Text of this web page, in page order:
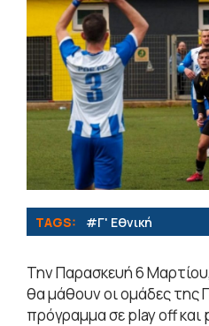
TAGS: #Γ' Εθνική
Την Παρασκευή 6
θα μάθουν οι ομάδες της
πρόγραμμα σε play off και